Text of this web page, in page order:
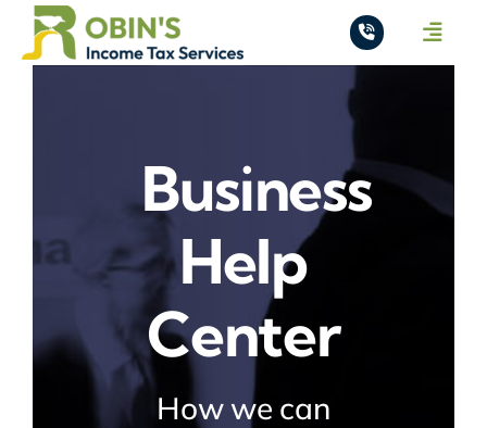
Skip
Toggle
Services
Contact
Business
Help
Center
How we can